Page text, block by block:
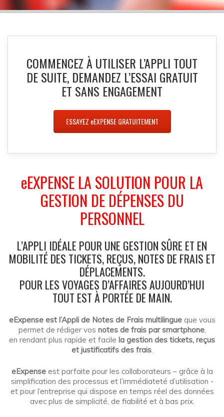
COMMENCEZ À UTILISER L’APPLI TOUT
DE SUITE, DEMANDEZ L’ESSAI GRATUIT
ET SANS ENGAGEMENT
ESSAYEZ eEXPENSE GRATUITEMENT
eEXPENSE LA SOLUTION POUR LA
GESTION DE DÉPENSES DU
PERSONNEL
L’APPLI IDÉALE POUR UNE GESTION SÛRE ET EN
MOBILITÉ DES TICKETS, REÇUS, NOTES DE FRAIS ET
DÉPLACEMENTS.
POUR LES VOYAGES D’AFFAIRES AUJOURD’HUI
TOUT EST À PORTÉE DE MAIN.
eExpense est l’Appli de Notes de Frais multilingueque vous
permet de rédiger vos notes de frais par smartphone,
en rendant plus rapide et facile la gestion des tickets, reçus
et justificatifs des frais.
eExpenseest parfaite pour les collaborateurs – grâce à la
simplification des processus et l’immédiateté d’utilisation -
et pour l’entreprise qui dispose en temps réel des données
avec plus de simplicité, de fiabilité et à bas prix.